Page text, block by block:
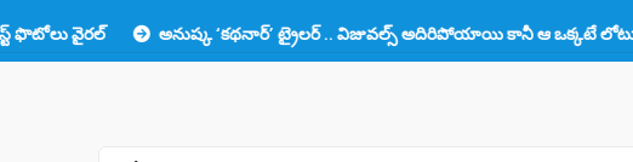
అనుష్క ‘కథనార్’ ట్రైలర్ .. విజువల్స్ అదిరిపోయాయి కానీ ఆ ఒక్కటే లోటు!! ప్రభాస్‌కు